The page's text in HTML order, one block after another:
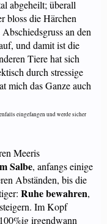
abgeheilt; überall
bloss die Härchen
an den
und damit ist die
Tiere hat sich
durch stressige
mich das Ganze auch
eingefangen und werde sicher
Meeris
Salbe, anfangs einige
Abständen, bis die
Ruhe bewahren,
Im Kopf
irgendwann